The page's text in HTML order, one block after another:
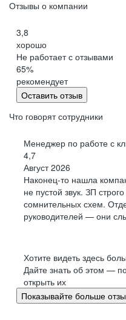
Отзывы о компании
3,8
хорошо
Не работает с отзывами
65%
рекомендует
Оставить отзыв
Что говорят сотрудники
Менеджер по работе с
4,7
Август 2026
Наконец-то нашла
не пустой звук. ЗП
сомнительных схем.
руководителей — они
Хотите видеть здесь
Дайте знать об этом —
открыть их
Показывайте больше